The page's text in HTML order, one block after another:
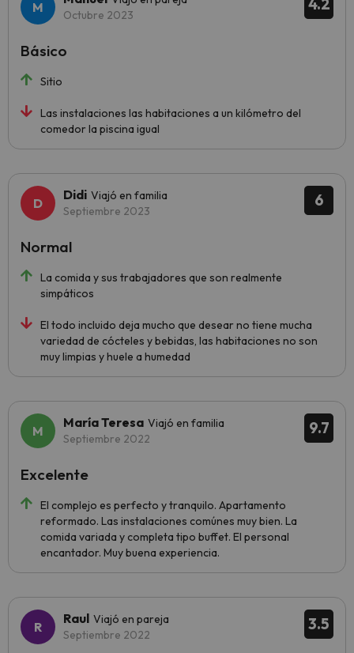
4.2
Octubre 2023
Sitio
Las instalaciones las habitaciones a un kilómetro del
comedor la piscina igual
Básico
6
Didi Viajó en familia
Septiembre 2023
La comida y sus trabajadores que son realmente
simpáticos
El todo incluido deja mucho que desear no tiene mucha
variedad de cócteles y bebidas, las habitaciones no son
muy limpias y huele a humedad
Normal
9.7
María Teresa Viajó en familia
Septiembre 2022
El complejo es perfecto y tranquilo. Apartamento
reformado. Las instalaciones comúnes muy bien. La
comida variada y completa tipo buffet. El personal
encantador. Muy buena experiencia.
Excelente
3.5
Raul Viajó en pareja
Septiembre 2022